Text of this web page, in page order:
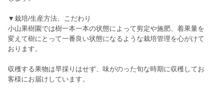
▼栽培/生産方法、こだわり
小山果樹園では樹一本一本の状態によって剪定や施肥、着果量を
変えて樹にとって一番良い状態になるような栽培管理を心がけて
おります。
収穫する果物は早採りはせず、味がのった旬な時期に収穫してお
客様にお届けしています。